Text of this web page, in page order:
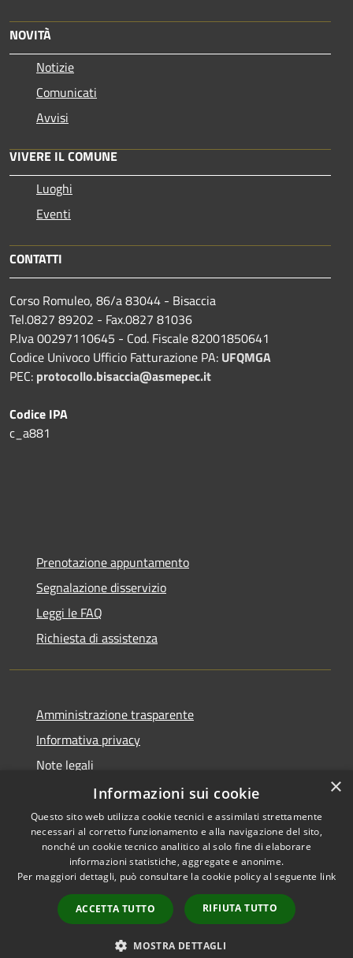
NOVITÀ
Notizie
Comunicati
Avvisi
VIVERE IL COMUNE
Luoghi
Eventi
CONTATTI
Corso Romuleo, 86/a 83044 - Bisaccia
Tel.0827 89202 - Fax.0827 81036
P.Iva 00297110645 - Cod. Fiscale 82001850641
Codice Univoco Ufficio Fatturazione PA: UFQMGA
PEC: protocollo.bisaccia@asmepec.it
Codice IPA
c_a881
Prenotazione appuntamento
Segnalazione disservizio
Leggi le FAQ
Richiesta di assistenza
Amministrazione trasparente
Informativa privacy
Note legali
Dichiarazione di accessibilità
RSS
Accessibilità
Copyright © 2026 • Comune di
Bisaccia • Powered by
Municipium•
Accesso
redazione
×
Informazioni sui cookie
Questo sito web utilizza cookie tecnici e assimilati strettamente
necessari al corretto funzionamento e alla navigazione del sito,
nonché un cookie tecnico analitico al solo fine di elaborare
informazioni statistiche, aggregate e anonime.
Per maggiori dettagli, può consultare la cookie policy al seguente link
ACCETTA TUTTO RIFIUTA TUTTO
MOSTRA DETTAGLI